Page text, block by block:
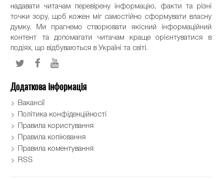
надавати читачам перевірену інформацію, факти та різні
точки зору, щоб кожен міг самостійно сформувати власну
думку. Ми прагнемо створювати якісний інформаційний
контент та допомагати читачам краще орієнтуватися в
подіях, що відбуваються в Україні та світі.
Додаткова інформація
Вакансії
Політика конфіденційності
Правила користування
Правила копіювання
Правила коментування
RSS